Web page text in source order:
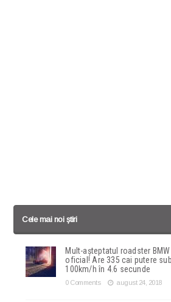
Cele mai noi știri
Mult-așteptatul roadster
oficial! Are 335 cai putere
100km/h în 4.6 secunde
0 Comments august 24, 2018